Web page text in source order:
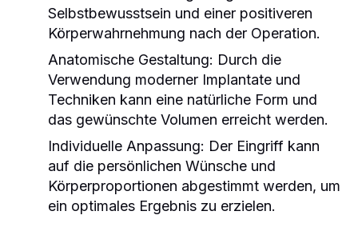
Selbstbewusstsein und einer positiveren
Körperwahrnehmung nach der Operation.
Anatomische Gestaltung: Durch die
Verwendung moderner Implantate und
Techniken kann eine natürliche Form und
das gewünschte Volumen erreicht werden.
Individuelle Anpassung: Der Eingriff kann
auf die persönlichen Wünsche und
Körperproportionen abgestimmt werden, um
ein optimales Ergebnis zu erzielen.